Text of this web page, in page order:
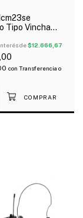
Tipo Vincha
de$12.666,67
con Transferencia o